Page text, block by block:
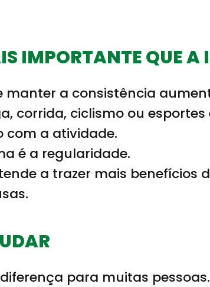
IMPORTANTE QUE A
manter a consistência
corrida, ciclismo ou
com a atividade.
é a regularidade.
a trazer mais benefícios
para muitas pessoas.